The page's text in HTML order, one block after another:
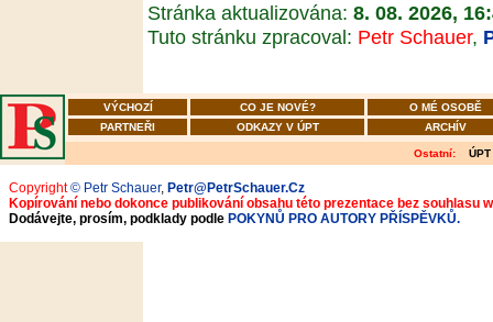
Stránka aktualizována: 8. 08. 2026,
Tuto stránku zpracoval: Petr Schauer,
VÝCHOZÍ CO JE NOVÉ?
O MÉ OSOBĚ
PARTNEŘI
ODKAZY V ÚPT ARCHÍV
Ostatní: ÚPT
Copyright© Petr Schauer, Petr@PetrSchauer.Cz
Kopírování nebo dokonce publikování obsahu této prezentace bez souhlasu
Dodávejte, prosím, podklady podle POKYNŮ PRO AUTORY PŘÍSPĚVKŮ.